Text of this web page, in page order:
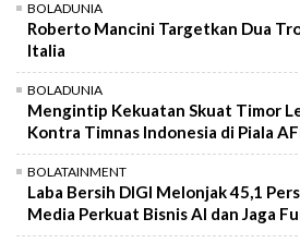
BOLADUNIA
Roberto Mancini Targetkan Dua
Italia
BOLADUNIA
Mengintip Kekuatan Skuat Timor
Kontra Timnas Indonesia di Piala
BOLATAINMENT
Laba Bersih DIGI Melonjak 45,1
Media Perkuat Bisnis AI dan Jaga